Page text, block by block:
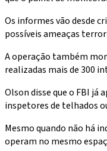
Os informes vão desde
possíveis ameaças
A operação também
realizadas mais de 300
Olson disse que o FBI já
inspetores de telhados
Mesmo quando não há
operam no mesmo